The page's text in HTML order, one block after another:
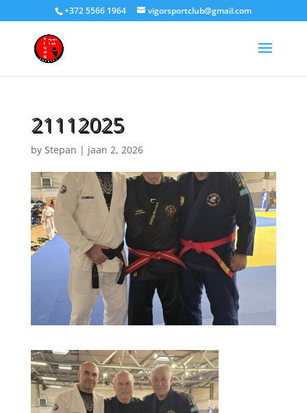
+372 5566 1964 vigorsportclub@gmail.com
21112025
by Stepan | jaan 2, 2026